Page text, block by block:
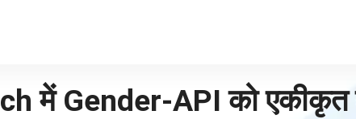
में Gender-API को